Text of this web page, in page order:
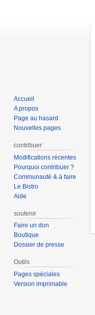
Accueil
A propos
Page au hasard
Nouvelles pages
contribuer
Modifications récentes
Pourquoi contribuer ?
Communauté & à faire
Le Bistro
Aide
soutenir
Faire un don
Boutique
Dossier de presse
Outils
Pages spéciales
Version imprimable